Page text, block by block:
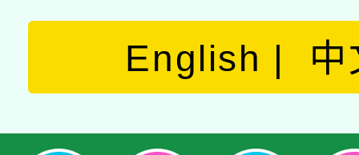
English 中